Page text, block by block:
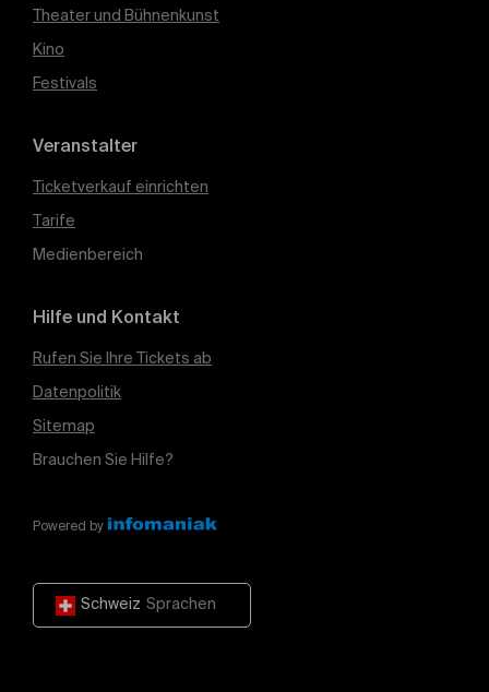
Theater und Bühnenkunst
Kino
Festivals
Veranstalter
Ticketverkauf einrichten
Tarife
Medienbereich
Hilfe und Kontakt
Rufen Sie Ihre Tickets ab
Datenpolitik
Sitemap
Brauchen Sie Hilfe?
Powered by
Schweiz Sprachen